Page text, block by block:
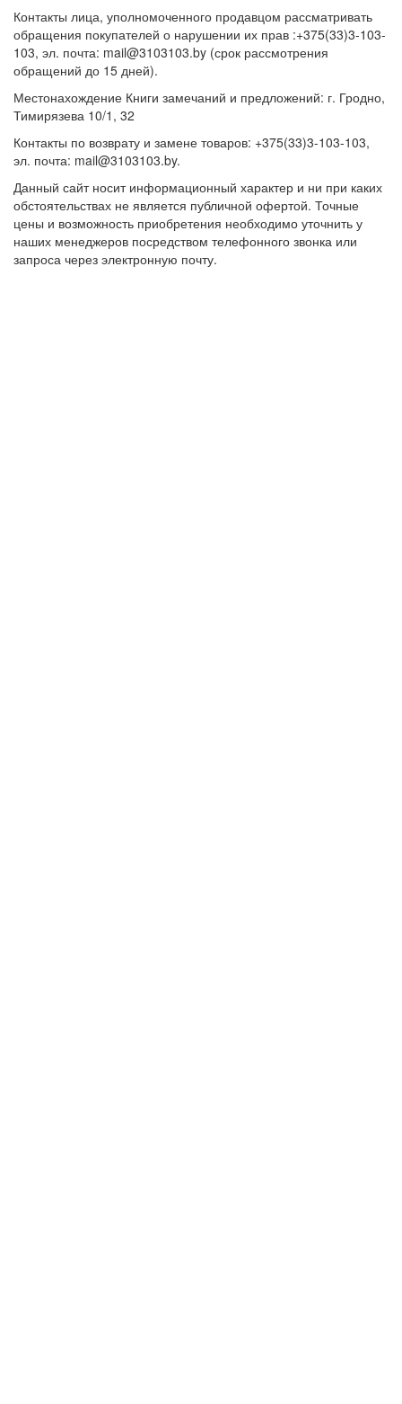
Контакты лица, уполномоченного продавцом рассматривать
обращения покупателей о нарушении их прав :+375(33)3-103-
103, эл. почта: mail@3103103.by (срок рассмотрения
обращений до 15 дней).
Местонахождение Книги замечаний и предложений: г. Гродно,
Тимирязева 10/1, 32
Контакты по возврату и замене товаров: +375(33)3-103-103,
эл. почта: mail@3103103.by.
Данный сайт носит информационный характер и ни при каких
обстоятельствах не является публичной офертой. Точные
цены и возможность приобретения необходимо уточнить у
наших менеджеров посредством телефонного звонка или
запроса через электронную почту.